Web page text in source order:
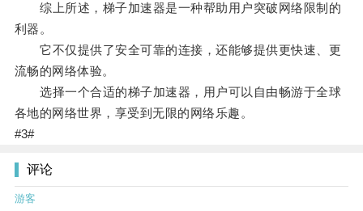
综上所述，梯子加速器是一种帮助用户突破网络限制的
利器。
它不仅提供了安全可靠的连接，还能够提供更快速、更
流畅的网络体验。
选择一个合适的梯子加速器，用户可以自由畅游于全球
各地的网络世界，享受到无限的网络乐趣。
#3#
评论
游客